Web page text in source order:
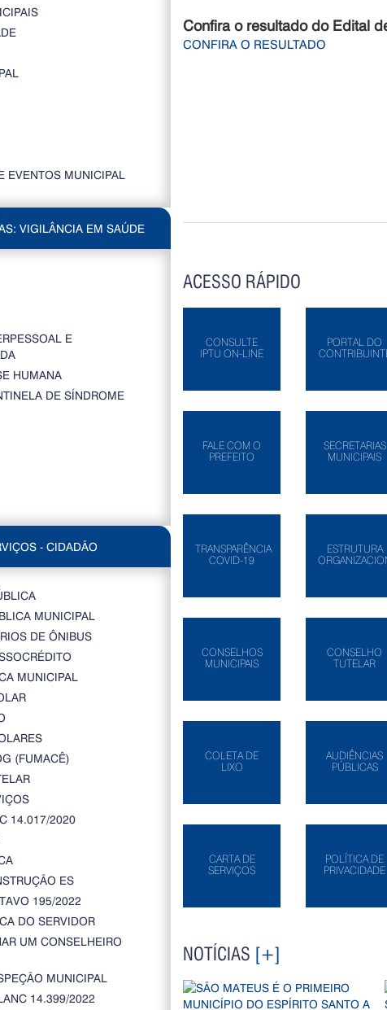
EVENTOS MUNICIPAL
VIGILÂNCIA EM SAÚDE
E
HUMANA
DE SÍNDROME
- CIDADÃO
MUNICIPAL
DE ÔNIBUS
MUNICIPAL
(FUMACÊ)
14.017/2020
ES
195/2022
DO SERVIDOR
UM CONSELHEIRO
MUNICIPAL
14.399/2022
Confira o resultado do Edital
CONFIRA O RESULTADO
ACESSO RÁPIDO
CONSULTE
IPTU ON-LINE
PORTAL DO
FALE COM O
PREFEITO
SECRETARIAS
MUNICIPAIS
TRANSPARÊNCIA
COVID-19
ESTRUTURA
CONSELHOS
MUNICIPAIS
CONSELHO
TUTELAR
COLETA DE
LIXO
AUDIÊNCIAS
PÚBLICAS
CARTA DE
SERVIÇOS
POLÍTICA DE
PRIVACIDADE
NOTÍCIAS [+]